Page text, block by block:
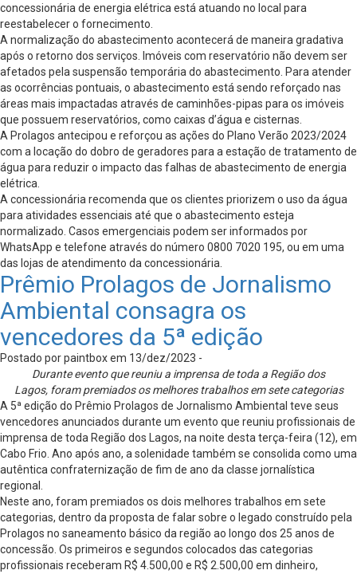
concessionária de energia elétrica está atuando no local para
reestabelecer o fornecimento.
A normalização do abastecimento acontecerá de maneira gradativa
após o retorno dos serviços. Imóveis com reservatório não devem ser
afetados pela suspensão temporária do abastecimento. Para atender
as ocorrências pontuais, o abastecimento está sendo reforçado nas
áreas mais impactadas através de caminhões-pipas para os imóveis
que possuem reservatórios, como caixas d’água e cisternas.
A Prolagos antecipou e reforçou as ações do Plano Verão 2023/2024
com a locação do dobro de geradores para a estação de tratamento de
água para reduzir o impacto das falhas de abastecimento de energia
elétrica.
A concessionária recomenda que os clientes priorizem o uso da água
para atividades essenciais até que o abastecimento esteja
normalizado. Casos emergenciais podem ser informados por
WhatsApp e telefone através do número 0800 7020 195, ou em uma
das lojas de atendimento da concessionária.
Prêmio Prolagos de Jornalismo
Ambiental consagra os
vencedores da 5ª edição
Postado por paintbox em 13/dez/2023 -
Durante evento que reuniu a imprensa de toda a Região dos
Lagos, foram premiados os melhores trabalhos em sete categorias
A 5ª edição do Prêmio Prolagos de Jornalismo Ambiental teve seus
vencedores anunciados durante um evento que reuniu profissionais de
imprensa de toda Região dos Lagos, na noite desta terça-feira (12), em
Cabo Frio. Ano após ano, a solenidade também se consolida como uma
autêntica confraternização de fim de ano da classe jornalística
regional.
Neste ano, foram premiados os dois melhores trabalhos em sete
categorias, dentro da proposta de falar sobre o legado construído pela
Prolagos no saneamento básico da região ao longo dos 25 anos de
concessão. Os primeiros e segundos colocados das categorias
profissionais receberam R$ 4.500,00 e R$ 2.500,00 em dinheiro,